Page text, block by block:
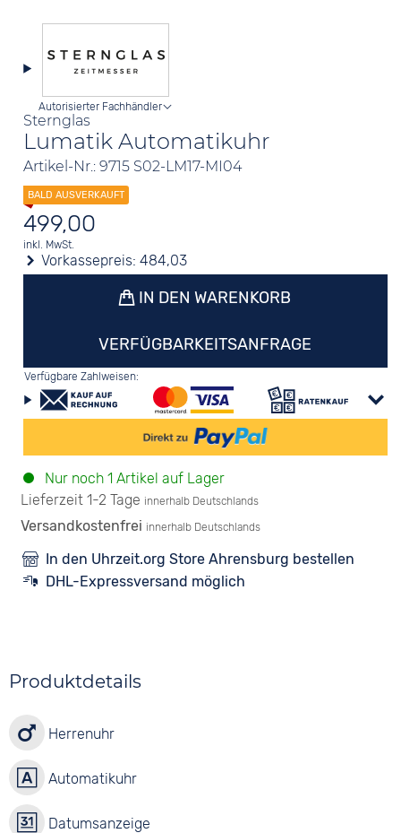
Sternglas
Lumatik Automatikuhr
Artikel-Nr.: 9715 S02-LM17-MI04
Autorisierter Fachhändler
499,00
inkl. MwSt.
Vorkassepreis:484,03
IN DEN WARENKORB
VERFÜGBARKEITSANFRAGE
Verfügbare Zahlweisen:
Nur noch 1 Artikel auf Lager
Lieferzeit 1-2 Tage innerhalb Deutschlands
Versandkostenfrei innerhalb Deutschlands
In den Uhrzeit.org Store Ahrensburg bestellen
DHL-Expressversand möglich
Produktdetails
Herrenuhr
Automatikuhr
Datumsanzeige